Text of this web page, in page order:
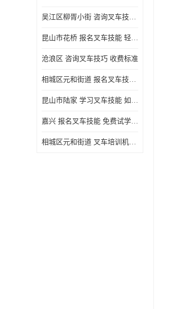
吴江区柳胥小街 咨询叉车技巧 附近那家正规
昆山市花桥 报名叉车技能 轻松试学无压力
沧浪区 咨询叉车技巧 收费标准
相城区元和街道 报名叉车技能 没有学历怎么办
昆山市陆家 学习叉车技能 如何选择很重要
嘉兴 报名叉车技能 免费试学联系电话
相城区元和街道 叉车培训机构 如何选择很重要